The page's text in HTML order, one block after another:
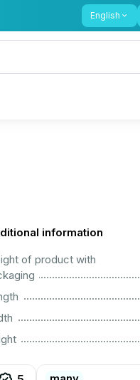
English
information
of product with